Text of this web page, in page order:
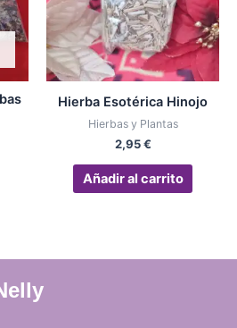
Hierba Esotérica Hinojo
Hierbas y Plantas
2,95€
Añadir al carrito